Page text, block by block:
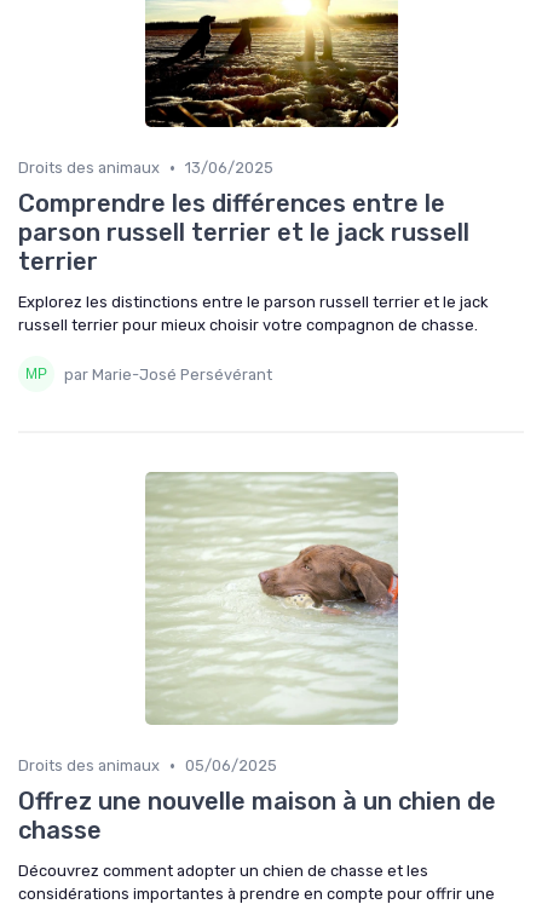
Droits des animaux • 13/06/2025
Comprendre les différences entre le
parson russell terrier et le jack russell
terrier
Explorez les distinctions entre le parson russell terrier et le jack
russell terrier pour mieux choisir votre compagnon de chasse.
par Marie-José Persévérant
Droits des animaux • 05/06/2025
Offrez une nouvelle maison à un chien de
chasse
Découvrez comment adopter un chien de chasse et les
considérations importantes à prendre en compte pour offrir une